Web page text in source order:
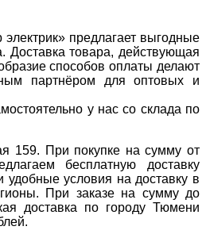
предлагает выгодные
Доставка товара, действующая
способов оплаты делают
партнёром для оптовых и
у нас со склада по
159. При покупке на сумму от
бесплатную доставку
удобные условия на доставку в
При заказе на сумму до
доставка по городу Тюмени